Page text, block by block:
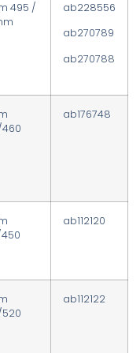
495 /
ab228556
ab270789
ab270788
ab176748
ab112120
ab112122